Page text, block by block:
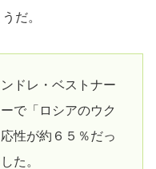
だ。
ドレ・ベストナー
で「ロシアのウク
性が約６５％だっ
た。